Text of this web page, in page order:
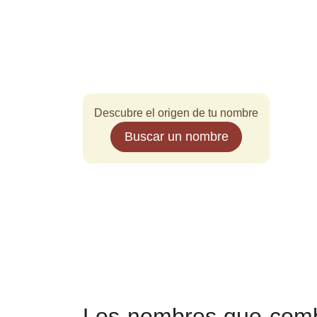
Descubre el origen de tu nombre
Buscar un nombre